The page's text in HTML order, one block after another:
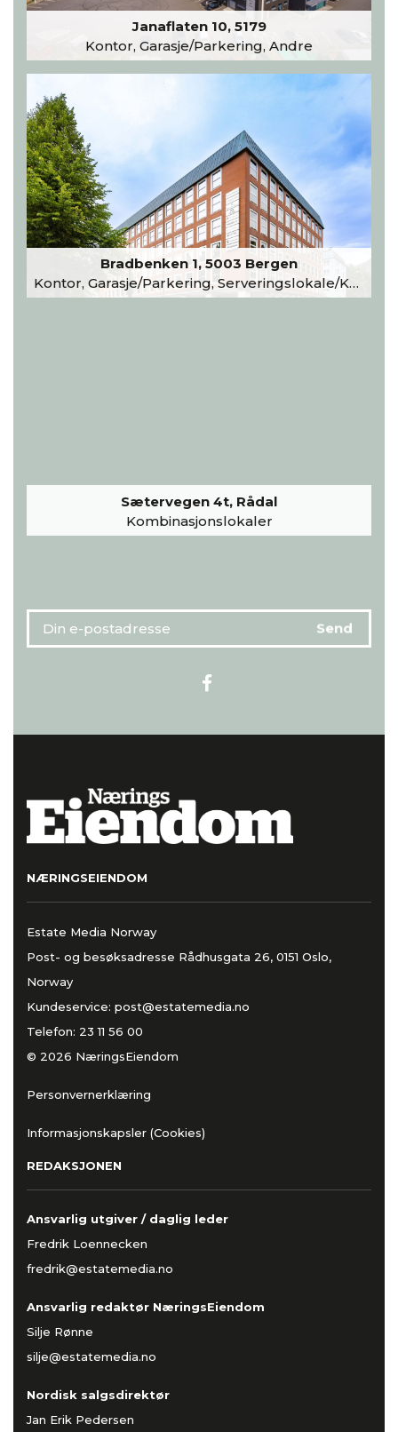
Janaflaten 10, 5179
Kontor, Garasje/Parkering, Andre
Bradbenken 1, 5003 Bergen
Kontor, Garasje/Parkering, Serveringslokale/Kantine, Undervisning/Arrangement
Sætervegen 4t, Rådal
Kombinasjonslokaler
NÆRINGSEIENDOM
Estate Media Norway
Post- og besøksadresse Rådhusgata 26, 0151 Oslo,
Norway
Kundeservice: post@estatemedia.no
Telefon: 23 11 56 00
© 2026 NæringsEiendom
Personvernerklæring
Informasjonskapsler (Cookies)
REDAKSJONEN
Ansvarlig utgiver / daglig leder
Fredrik Loennecken
fredrik@estatemedia.no
Ansvarlig redaktør NæringsEiendom
Silje Rønne
silje@estatemedia.no
Nordisk salgsdirektør
Jan Erik Pedersen